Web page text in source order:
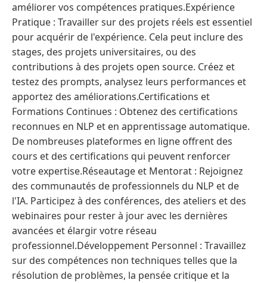
améliorer vos compétences pratiques.Expérience
Pratique : Travailler sur des projets réels est essentiel
pour acquérir de l'expérience. Cela peut inclure des
stages, des projets universitaires, ou des
contributions à des projets open source. Créez et
testez des prompts, analysez leurs performances et
apportez des améliorations.Certifications et
Formations Continues : Obtenez des certifications
reconnues en NLP et en apprentissage automatique.
De nombreuses plateformes en ligne offrent des
cours et des certifications qui peuvent renforcer
votre expertise.Réseautage et Mentorat : Rejoignez
des communautés de professionnels du NLP et de
l'IA. Participez à des conférences, des ateliers et des
webinaires pour rester à jour avec les dernières
avancées et élargir votre réseau
professionnel.Développement Personnel : Travaillez
sur des compétences non techniques telles que la
résolution de problèmes, la pensée critique et la